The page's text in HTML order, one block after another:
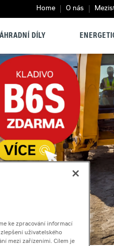
Home O nás
DÍLY
ke zpracování informací
uživatelského
mezi zařízeními. Cílem je